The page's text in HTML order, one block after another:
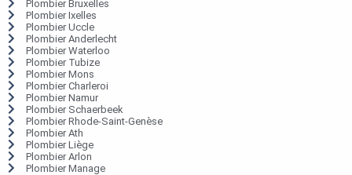
Plombier Bruxelles
Plombier Ixelles
Plombier Uccle
Plombier Anderlecht
Plombier Waterloo
Plombier Tubize
Plombier Mons
Plombier Charleroi
Plombier Namur
Plombier Schaerbeek
Plombier Rhode-Saint-Genèse
Plombier Ath
Plombier Liège
Plombier Arlon
Plombier Manage